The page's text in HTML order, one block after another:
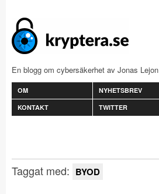
En blogg om cybersäkerhet av Jonas Lejon
OM
NYHETSBREV
KONTAKT
TWITTER
Taggat med: BYOD